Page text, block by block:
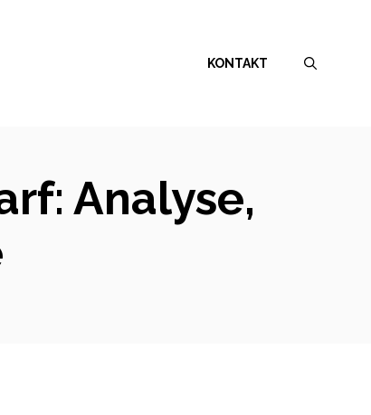
KONTAKT
Analyse,